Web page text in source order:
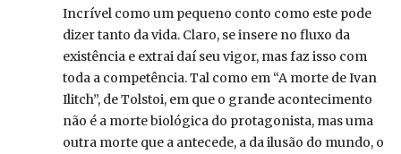
Incrível como um pequeno conto como este pode
dizer tanto da vida. Claro, se insere no fluxo da
existência e extrai daí seu vigor, mas faz isso com
toda a competência. Tal como em “A morte de Ivan
Ilitch”, de Tolstoi, em que o grande acontecimento
não é a morte biológica do protagonista, mas uma
outra morte que a antecede, a da ilusão do mundo, o